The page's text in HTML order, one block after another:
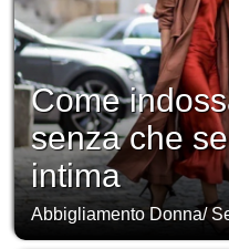
Come
senza che
intima
Abbigliamento Donna/